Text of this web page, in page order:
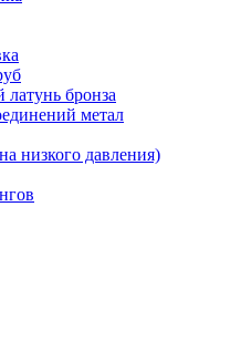
латунь бронза
метал
низкого давления)